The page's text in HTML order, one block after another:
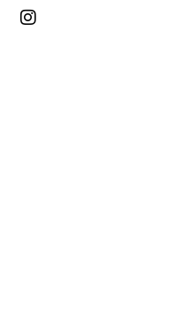
I
n